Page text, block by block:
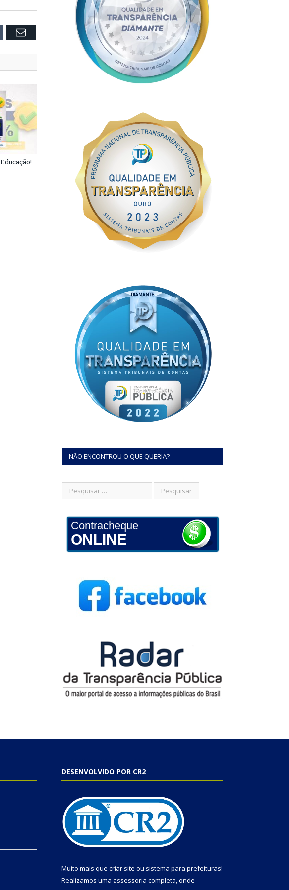
Email
NÃO ENCONTROU O QUE QUERIA?
Contracheque
ONLINE
DESENVOLVIDO POR CR2
Muito mais que criar site ou sistema para prefeituras!
Realizamos uma assessoria completa, onde